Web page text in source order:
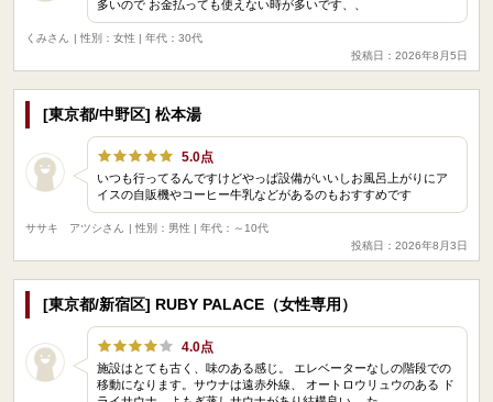
多いので お金払っても使えない時が多いです、、
くみさん
| 性別：女性 | 年代：30代
投稿日：2026年8月5日
[東京都/中野区] 松本湯
5.0点
いつも行ってるんですけどやっぱ設備がいいしお風呂上がりにア
イスの自販機やコーヒー牛乳などがあるのもおすすめです
ササキ アツシさん
| 性別：男性 | 年代：～10代
投稿日：2026年8月3日
[東京都/新宿区] RUBY PALACE（女性専用）
4.0点
施設はとても古く、味のある感じ。 エレベーターなしの階段での
移動になります。サウナは遠赤外線、 オートロウリュウのある ド